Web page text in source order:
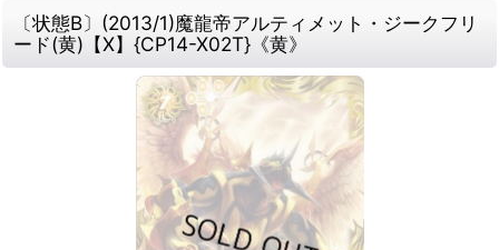
〔状態B〕(2013/1)魔龍帝アルティメット・ジークフリ
ード(黄)【X】{CP14-X02T}《黄》